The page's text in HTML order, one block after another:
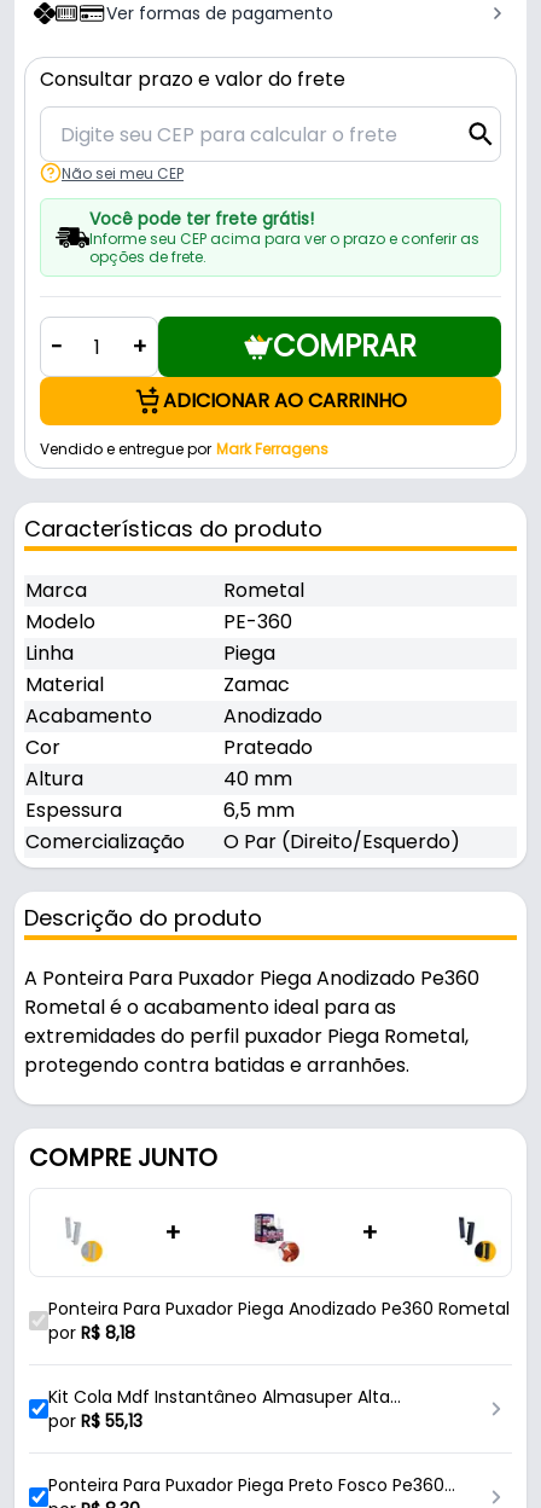
Ver formas de pagamento
Consultar prazo e valor do frete
Não sei meu CEP
Você pode ter frete grátis!
Informe seu CEP acima para ver o prazo e conferir as
opções de frete.
- + COMPRAR
ADICIONAR AO CARRINHO
Vendido e entregue por Mark Ferragens
Características do produto
Marca
Rometal
Modelo
PE-360
Linha
Piega
Material
Zamac
Acabamento
Anodizado
Cor
Prateado
Altura
40 mm
Espessura
6,5 mm
Comercialização
O Par (Direito/Esquerdo)
Descrição do produto
A Ponteira Para Puxador Piega Anodizado Pe360
Rometal é o acabamento ideal para as
extremidades do perfil puxador Piega Rometal,
protegendo contra batidas e arranhões.
Pode ser usado em móveis e armários.
Fabricada em Zamac com acabamento anodizado
na cor prateada, é resistente e durável no uso
diário.
Características:
- Marca: Rometal
- Linha: Piega
- Material: Zamac
- Cor: Prateado
- Altura: 40 mm
COMPRE JUNTO
+ +
Ponteira Para Puxador Piega Anodizado Pe360 Rometal
por R$ 8,18
Kit Cola Mdf Instantâneo Almasuper Alta
Resistencia
por R$ 55,13
Ponteira Para Puxador Piega Preto Fosco Pe360